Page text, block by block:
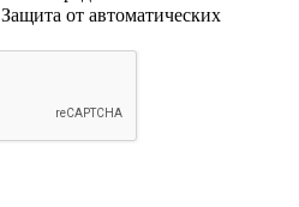
Защита от автоматических